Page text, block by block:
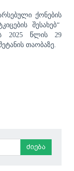
ქონების
შესახებ“
2025 წლის 29
თაობაზე.
ძიება